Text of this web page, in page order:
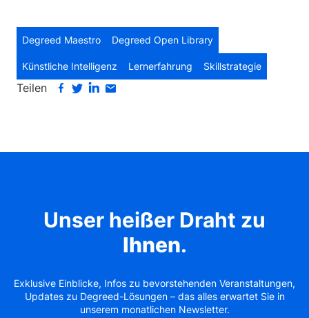
Degreed Maestro Degreed Open Library
Künstliche Intelligenz Lernerfahrung Skillstrategie
Teilen
Unser heißer Draht zu
Ihnen.
Exklusive Einblicke, Infos zu bevorstehenden Veranstaltungen,
Updates zu Degreed-Lösungen – das alles erwartet Sie in
unserem monatlichen Newsletter.